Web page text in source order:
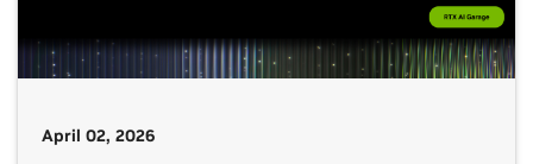
April 02, 2026